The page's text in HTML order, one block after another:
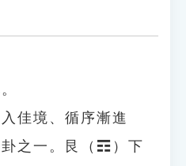
佳境、循序漸進
卦之一。艮（☶）下